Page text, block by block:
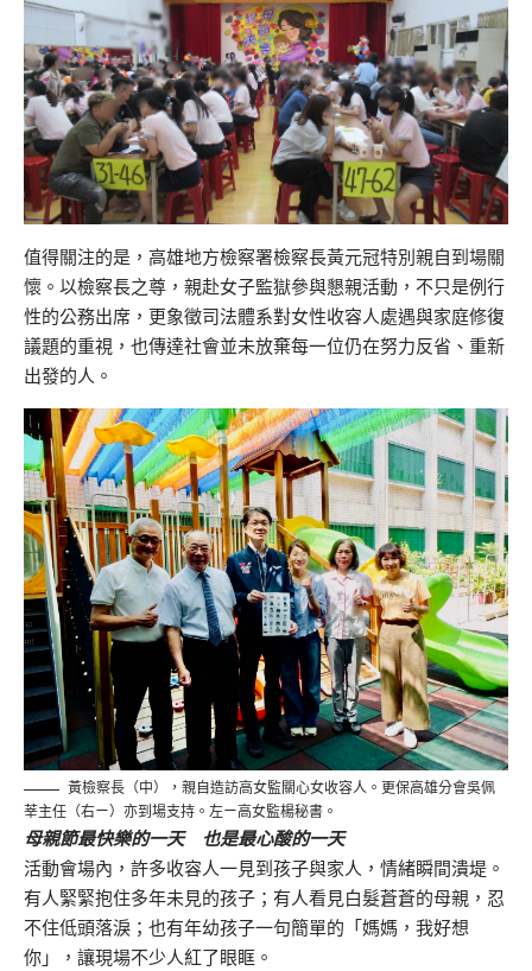
值得關注的是，高雄地方檢察署檢察長黃元冠特別親自到場關
懷。以檢察長之尊，親赴女子監獄參與懇親活動，不只是例行
性的公務出席，更象徵司法體系對女性收容人處遇與家庭修復
議題的重視，也傳達社會並未放棄每一位仍在努力反省、重新
出發的人。
黃檢察長（中），親自造訪高女監關心女收容人。更保高雄分會吳佩
莘主任（右ㄧ）亦到場支持。左ㄧ高女監楊秘書。
母親節最快樂的一天 也是最心酸的一天
活動會場內，許多收容人一見到孩子與家人，情緒瞬間潰堤。
有人緊緊抱住多年未見的孩子；有人看見白髮蒼蒼的母親，忍
不住低頭落淚；也有年幼孩子一句簡單的「媽媽，我好想
你」，讓現場不少人紅了眼眶。